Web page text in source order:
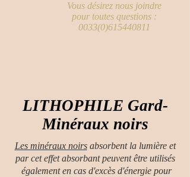
Vous désirez nous joindre
pour toutes questions :
0033(0)615440811
LITHOPHILE Gard-
Minéraux noirs
Les minéraux noirsabsorbent la lumière et
par cet effet absorbant peuvent être utilisés
également en cas d'excès d'énergie pour